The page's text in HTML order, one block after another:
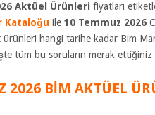
Aktüel Ürünleri fiyatları
Kataloğu ile 10 Temmuz 2026
ürünleri hangi tarihe kadar Bim
tüm bu soruların merak ettiğiniz
2026 BİM AKTÜEL